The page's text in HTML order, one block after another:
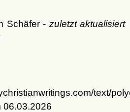
Schäfer - zuletzt aktualisiert
text/
06.03.2026